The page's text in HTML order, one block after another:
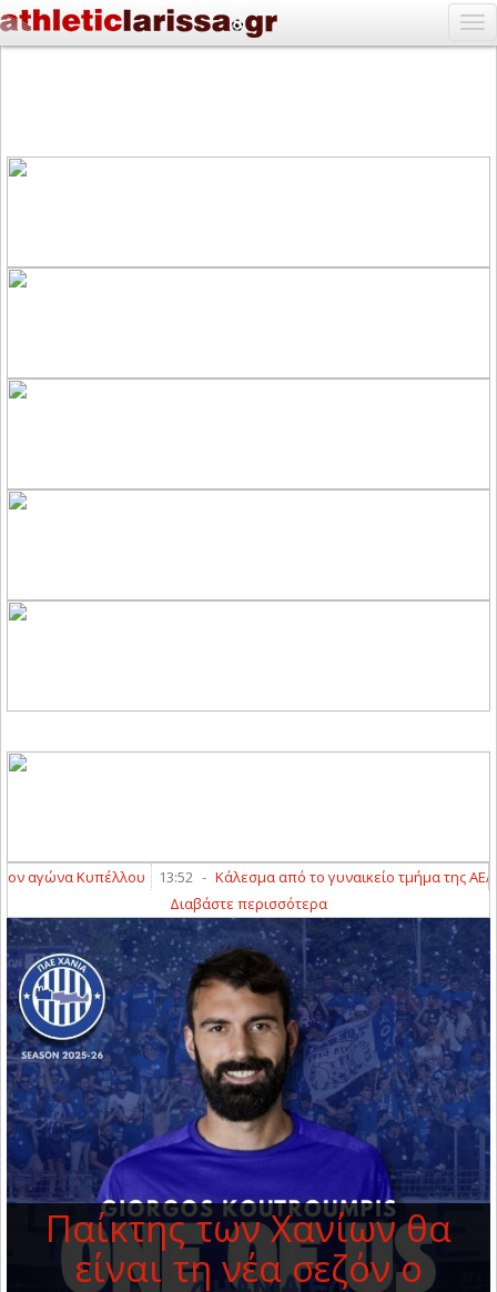
αγώνα Κυπέλλου 13:52 - Κάλεσμα από το γυναικείο τμήμα της ΑΕΛ
Διαβάστε περισσότερα
Παίκτης των Χανίων θα
είναι τη νέα σεζόν ο